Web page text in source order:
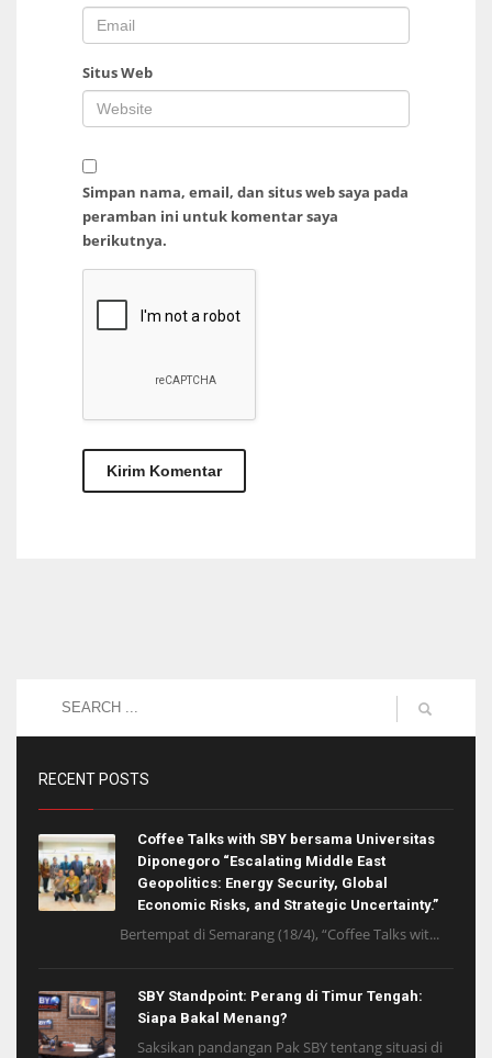
Situs Web
Simpan nama, email, dan situs web saya pada
peramban ini untuk komentar saya
berikutnya.
RECENT POSTS
Coffee Talks with SBY bersama Universitas
Diponegoro “Escalating Middle East
Geopolitics: Energy Security, Global
Economic Risks, and Strategic Uncertainty.”
Bertempat di Semarang (18/4), “Coffee Talks wit...
SBY Standpoint: Perang di Timur Tengah:
Siapa Bakal Menang?
Saksikan pandangan Pak SBY tentang situasi di